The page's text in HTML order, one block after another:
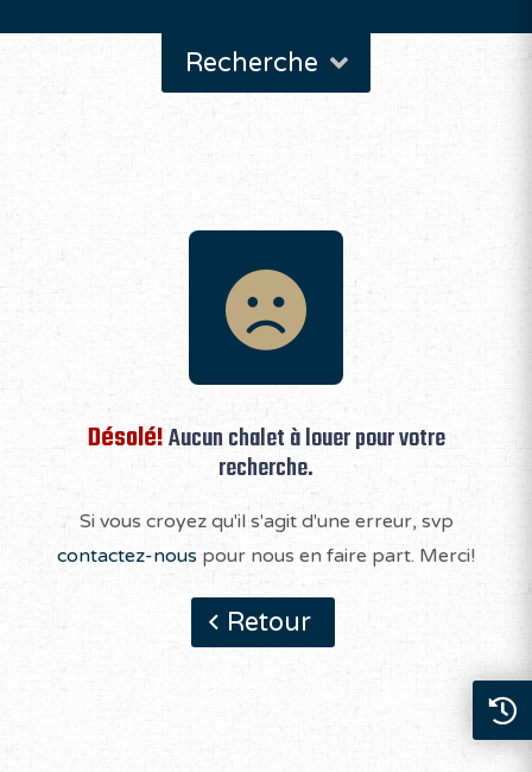
Recherche
Désolé!Aucun chalet à louer pour votre
recherche.
Si vous croyez qu'il s'agit d'une erreur, svp
contactez-nous pour nous en faire part. Merci!
Retour